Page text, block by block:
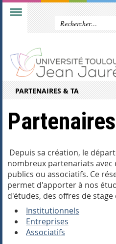
PARTENAIRES & TA
Partenaires
Depuis sa création, le
nombreux partenariats avec
publics ou associatifs. Ce
permet d'apporter à nos
d'études, des offres de
Institutionnels
Entreprises
Associatifs